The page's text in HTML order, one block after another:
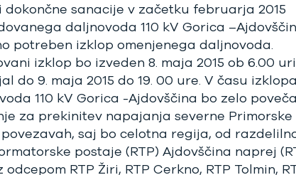
dokončne sanacije v začetku februarja 2015
daljnovoda 110 kV Gorica
potreben izklop omenjenega daljnovoda.
izklop bo izveden 8. maja 2015 ob 6.00
do 9. maja 2015 do 19. 00 ure. V času izklopa
110 kV Gorica -Ajdovščina bo zelo
za prekinitev napajanja severne Primorske
povezavah, saj bo celotna regija, od
postaje (RTP) Ajdovščina naprej
RTP Žiri, RTP Cerkno, RTP Tolmin,